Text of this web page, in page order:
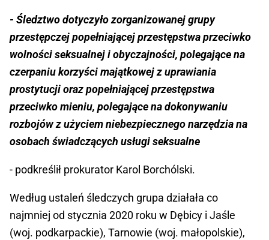
- Śledztwo dotyczyło zorganizowanej grupy
przestępczej popełniającej przestępstwa przeciwko
wolności seksualnej i obyczajności, polegające na
czerpaniu korzyści majątkowej z uprawiania
prostytucji oraz popełniającej przestępstwa
przeciwko mieniu, polegające na dokonywaniu
rozbojów z użyciem niebezpiecznego narzędzia na
osobach świadczących usługi seksualne
- podkreślił prokurator Karol Borchólski.
Według ustaleń śledczych grupa działała co
najmniej od stycznia 2020 roku w Dębicy i Jaśle
(woj. podkarpackie), Tarnowie (woj. małopolskie),